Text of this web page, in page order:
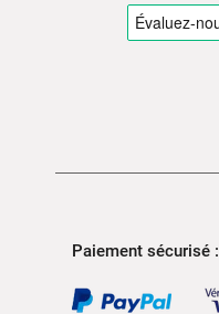
Paiement sécurisé :